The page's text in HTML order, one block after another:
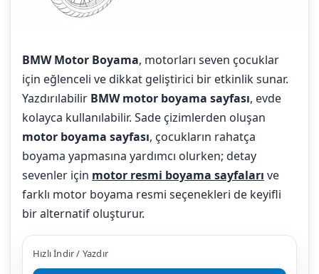
BMW Motor Boyama, motorları seven çocuklar
için eğlenceli ve dikkat geliştirici bir etkinlik sunar.
Yazdırılabilir BMW motor boyama sayfası, evde
kolayca kullanılabilir. Sade çizimlerden oluşan
motor boyama sayfası, çocukların rahatça
boyama yapmasına yardımcı olurken; detay
sevenler için motor resmi boyama sayfaları ve
farklı motor boyama resmi seçenekleri de keyifli
bir alternatif oluşturur.
Hızlı İndir / Yazdır